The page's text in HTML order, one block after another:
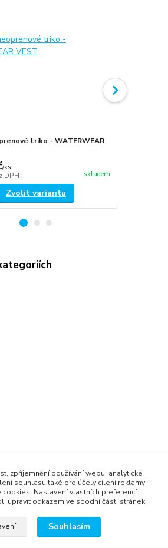
triko - WATERWEAR
/ks
DPH skladem
Zvolit variantu
zpříjemnění používání webu, analytické
souhlasu také pro účely cílení reklamy
cookies. Nastavení vlastních preferencí
upravit odkazem ve spodní části stránek.
Souhlasím